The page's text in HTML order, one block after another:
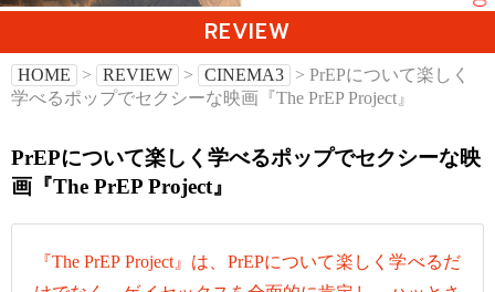
REVIEW
HOME > REVIEW > CINEMA3
> PrEPについて楽しく
学べるポップでセクシーな映画『The PrEP Project』
PrEPについて楽しく学べるポップでセクシーな映
画『The PrEP Project』
『The PrEP Project』は、PrEPについて楽しく学べるだ